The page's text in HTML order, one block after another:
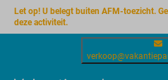
Let op! U belegt buiten AFM-toezicht.
deze activiteit.